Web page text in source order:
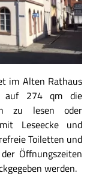
im Alten Rathaus
auf 274 qm die
zu lesen oder
Leseecke und
Toiletten und
Öffnungszeiten
werden.